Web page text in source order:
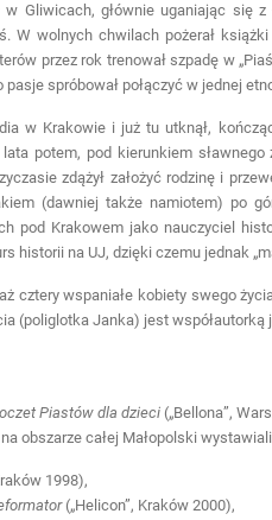
w Gliwicach, głównie uganiając się
W wolnych chwilach pożerał
przez rok trenował szpadę w
spróbował połączyć w jednej
w Krakowie i już tu utknął,
potem, pod kierunkiem
zdążył założyć rodzinę i
(dawniej także namiotem) po
pod Krakowem jako nauczyciel
historii na UJ, dzięki czemu jednak
cztery wspaniałe kobiety swego
(poliglotka Janka) jest współautorką
Piastów dla dzieci („Bellona”,
obszarze całej Małopolski
1998),
(„Helicon”, Kraków 2000),